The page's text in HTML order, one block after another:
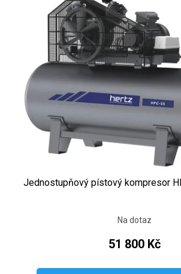
Jednostupňový pístový kompresor
Na dotaz
51 800 Kč